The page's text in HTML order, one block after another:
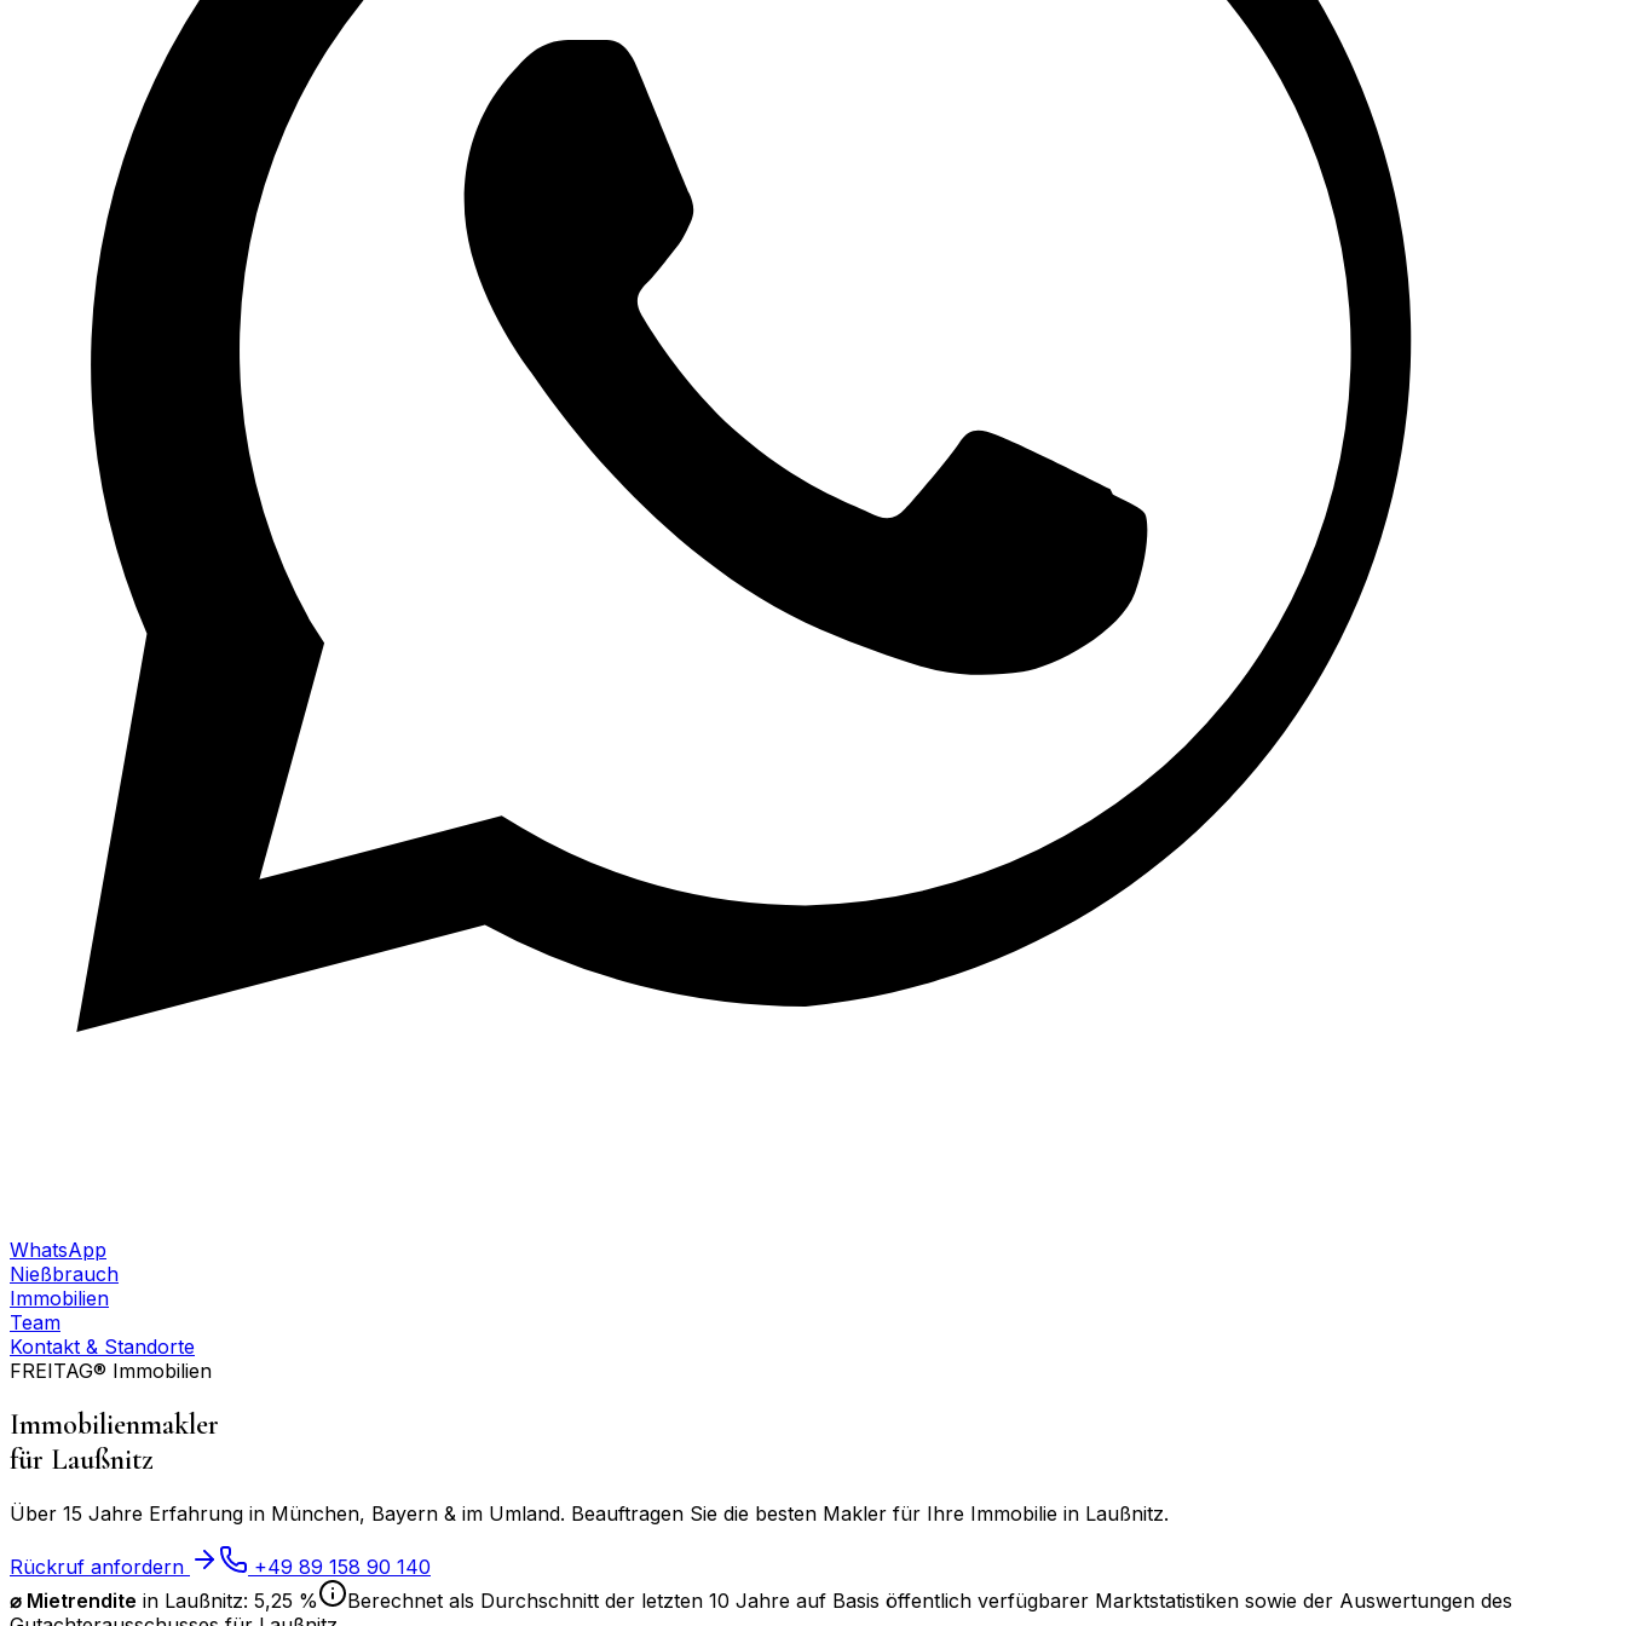
WhatsApp
Nießbrauch
Immobilien
Team
Kontakt & Standorte
FREITAG® Immobilien
Immobilienmakler
für Laußnitz
Über 15 Jahre Erfahrung in München, Bayern & im Umland. Beauftragen Sie die besten Makler für Ihre Immobilie in Laußnitz.
Rückruf anfordern
+49 89 158 90 140
⌀ Mietrendite in Laußnitz: 5,25 %
Berechnet als Durchschnitt der letzten 10 Jahre auf Basis öffentlich verfügbarer Marktstatistiken sowie der Auswertungen des